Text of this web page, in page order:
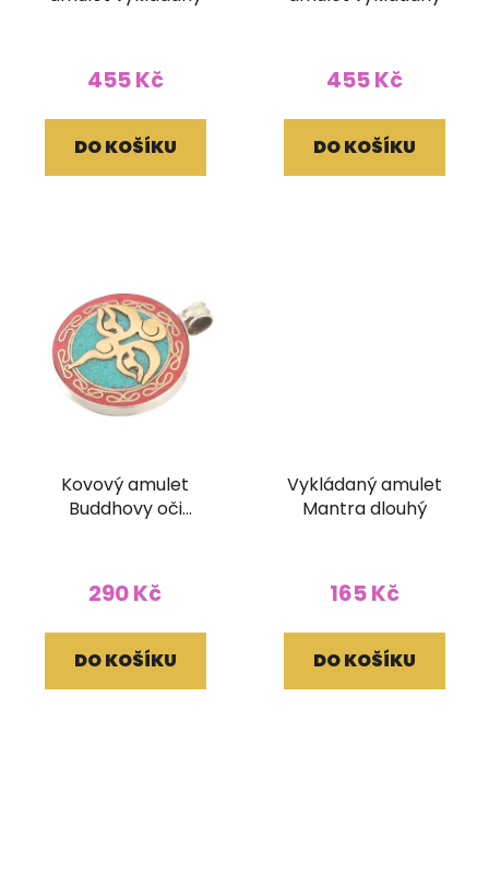
455 Kč
DO KOŠÍKU
455 Kč
DO KOŠÍKU
Kovový amulet
Buddhovy oči
290 Kč
DO KOŠÍKU
Vykládaný amulet
Mantra dlouhý
165 Kč
DO KOŠÍKU